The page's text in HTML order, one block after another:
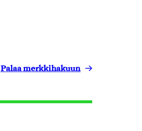
Palaa merkkihakuun